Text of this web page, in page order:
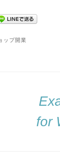
ップ開業
for